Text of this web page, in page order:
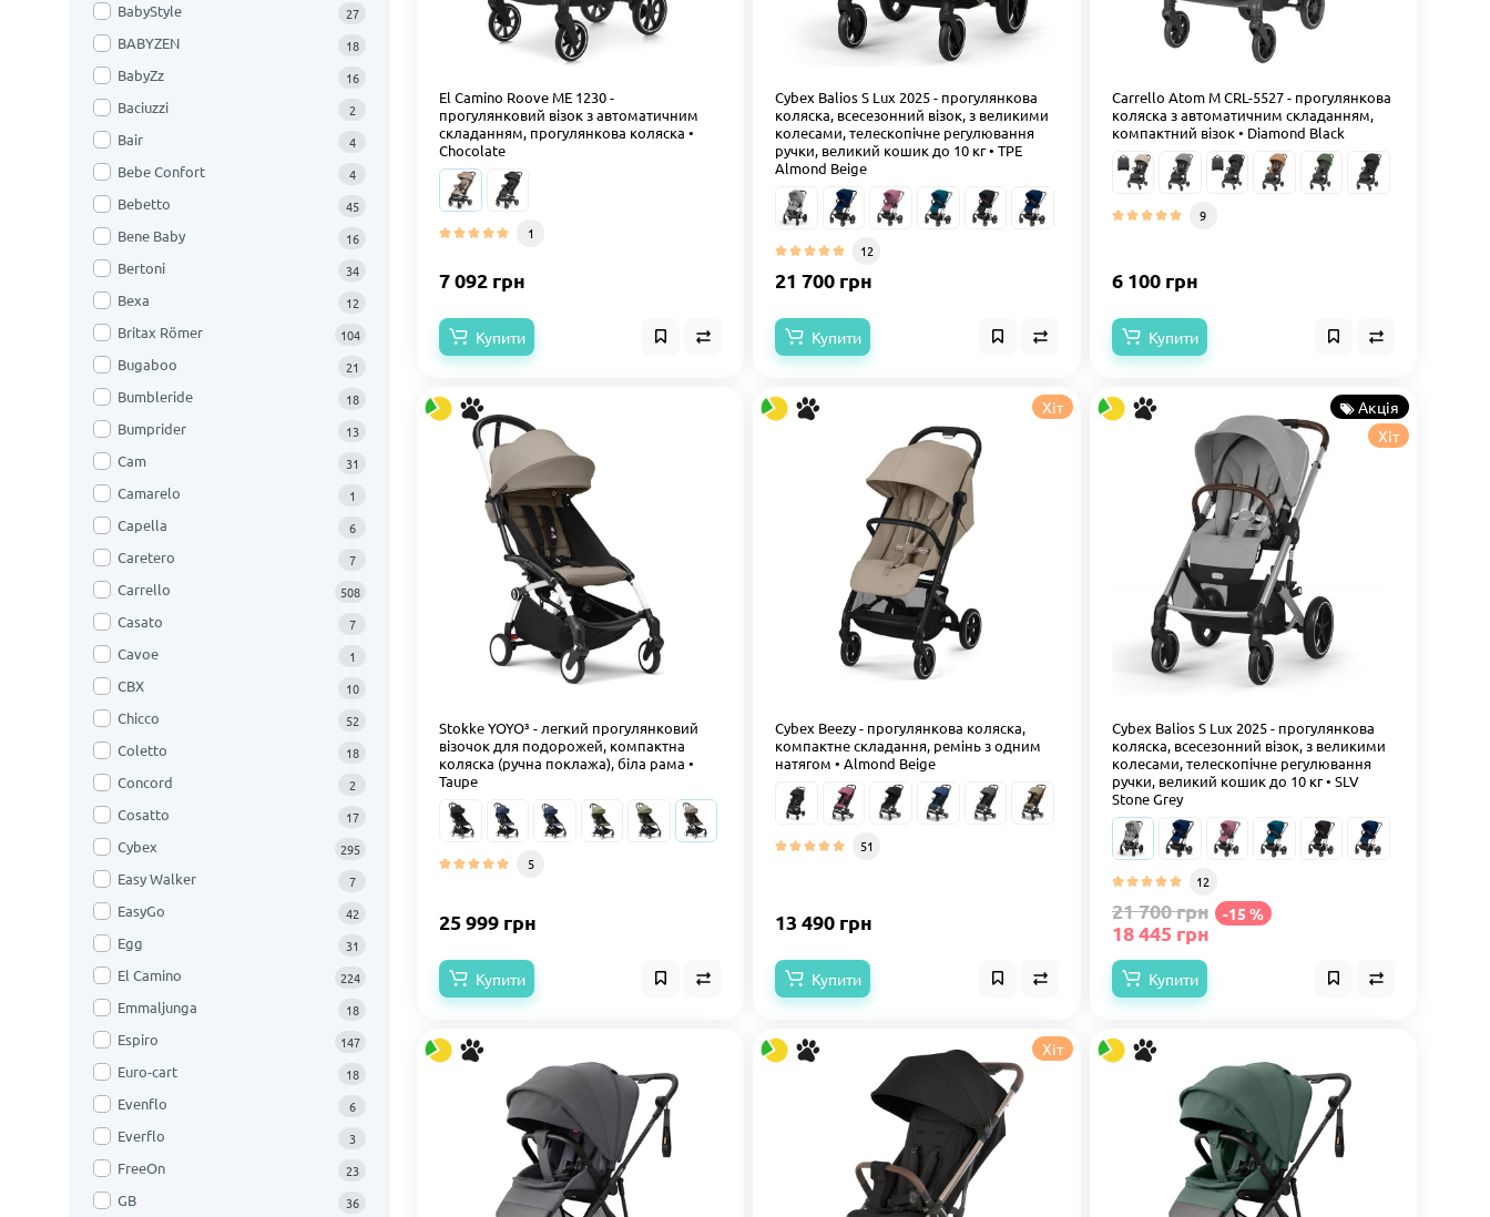
BabyStyle 27
BABYZEN 18
BabyZz 16
Baciuzzi 2
Bair 4
Bebe Confort 4
Bebetto 45
Bene Baby 16
Bertoni 34
Bexa 12
Britax Römer 104
Bugaboo 21
Bumbleride 18
Bumprider 13
Cam 31
Camarelo 1
Capella 6
Caretero 7
Carrello 508
Casato 7
Cavoe 1
CBX 10
Chicco 52
Coletto 18
Concord 2
Cosatto 17
Cybex 295
Easy Walker 7
EasyGo 42
Egg 31
El Camino 224
Emmaljunga 18
Espiro 147
Euro-cart 18
Evenflo 6
Everflo 3
FreeOn 23
GB 36
El Camino Roove ME 1230 -
прогулянковий візок з автоматичним
складанням, прогулянкова коляска •
Chocolate
1
7 092 грн
Купити
Cybex Balios S Lux 2025 - прогулянкова
коляска, всесезонний візок, з великими
колесами, телескопічне регулювання
ручки, великий кошик до 10 кг • TPE
Almond Beige
12
21 700 грн
Купити
Carrello Atom M CRL-5527 - прогулянкова
коляска з автоматичним складанням,
компактний візок • Diamond Black
9
6 100 грн
Купити
Stokke YOYO³ - легкий прогулянковий
візочок для подорожей, компактна
коляска (ручна поклажа), біла рама •
Taupe
5
25 999 грн
Купити
Хіт
Cybex Beezy - прогулянкова коляска,
компактне складання, ремінь з одним
натягом • Almond Beige
51
13 490 грн
Купити
Акція
Хіт
Cybex Balios S Lux 2025 - прогулянкова
коляска, всесезонний візок, з великими
колесами, телескопічне регулювання
ручки, великий кошик до 10 кг • SLV
Stone Grey
12
21 700 грн -15 %
18 445 грн
Купити
Хіт